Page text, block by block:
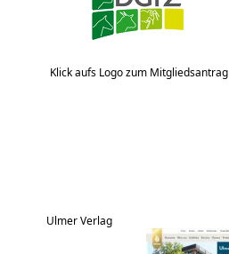
Klick aufs Logo zum Mitgliedsantrag
Ulmer Verlag